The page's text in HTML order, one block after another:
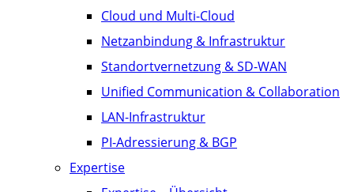
Cloud und Multi-Cloud
Netzanbindung & Infrastruktur
Standortvernetzung & SD-WAN
Unified Communication & Collaboration
LAN-Infrastruktur
PI-Adressierung & BGP
Expertise